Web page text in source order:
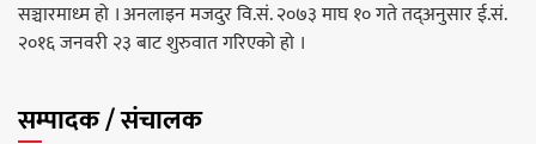
सञ्चारमाध्म हो । अनलाइन मजदुर वि.सं. २०७३ माघ १० गते तद्अनुसार ई.सं.
२०१६ जनवरी २३ बाट शुरुवात गरिएको हो ।
सम्पादक / संचालक